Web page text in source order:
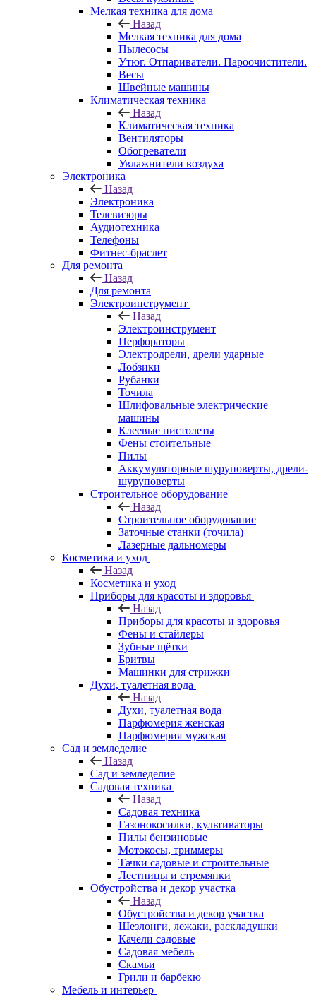
Мелкая техника для дома
Назад
Мелкая техника для дома
Пылесосы
Утюг. Отпариватели. Пароочистители.
Весы
Швейные машины
Климатическая техника
Назад
Климатическая техника
Вентиляторы
Обогреватели
Увлажнители воздуха
Электроника
Назад
Электроника
Телевизоры
Аудиотехника
Телефоны
Фитнес-браслет
Для ремонта
Назад
Для ремонта
Электроинструмент
Назад
Электроинструмент
Перфораторы
Электродрели, дрели ударные
Лобзики
Рубанки
Точила
Шлифовальные электрические
машины
Клеевые пистолеты
Фены стоительные
Пилы
Аккумуляторные шуруповерты, дрели-
шуруповерты
Строительное оборудование
Назад
Строительное оборудование
Заточные станки (точила)
Лазерные дальномеры
Косметика и уход
Назад
Косметика и уход
Приборы для красоты и здоровья
Назад
Приборы для красоты и здоровья
Фены и стайлеры
Зубные щётки
Бритвы
Машинки для стрижки
Духи, туалетная вода
Назад
Духи, туалетная вода
Парфюмерия женская
Парфюмерия мужская
Сад и земледелие
Назад
Сад и земледелие
Садовая техника
Назад
Садовая техника
Газонокосилки, культиваторы
Пилы бензиновые
Мотокосы, триммеры
Тачки садовые и строительные
Лестницы и стремянки
Обустройства и декор участка
Назад
Обустройства и декор участка
Шезлонги, лежаки, раскладушки
Качели садовые
Садовая мебель
Скамьи
Грили и барбекю
Мебель и интерьер